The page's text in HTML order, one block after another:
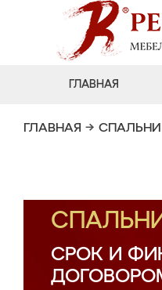
ГЛАВНАЯ
ГЛАВНАЯ → СПАЛЬНИ
СРОК И